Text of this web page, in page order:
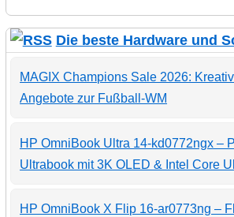
Die beste Hardware und
MAGIX Champions Sale 2026:
Angebote zur Fußball-WM
HP OmniBook Ultra 14-kd0772ngx –
Ultrabook mit 3K OLED & Intel Core
HP OmniBook X Flip 16-ar0773ng –